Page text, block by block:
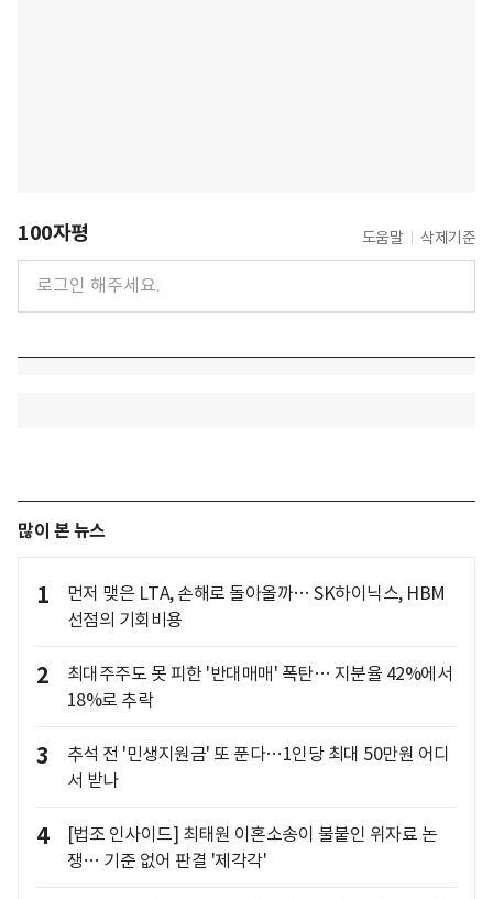
100자평 도움말 삭제기준
많이 본 뉴스
1
먼저 맺은 LTA, 손해로 돌아올까… SK하이닉스, HBM
선점의 기회비용
2
최대주주도 못 피한 '반대매매' 폭탄… 지분율 42%에서
18%로 추락
3
추석 전 '민생지원금' 또 푼다…1인당 최대 50만원 어디
서 받나
4
[법조 인사이드] 최태원 이혼소송이 불붙인 위자료 논
쟁… 기준 없어 판결 '제각각'